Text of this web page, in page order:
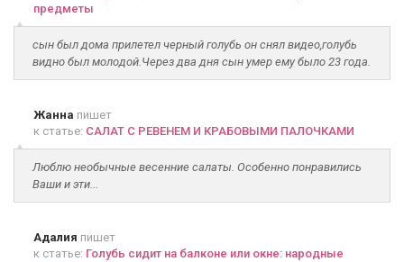
предметы
сын был дома прилетел черный голубь он снял видео,голубь
видно был молодой.Через два дня сын умер ему было 23 года.
Жанна пишет
к статье: САЛАТ С РЕВЕНЕМ И КРАБОВЫМИ ПАЛОЧКАМИ
Люблю необычные весенние салаты. Особенно понравились
Ваши и эти...
Адалия пишет
к статье: Голубь сидит на балконе или окне: народные